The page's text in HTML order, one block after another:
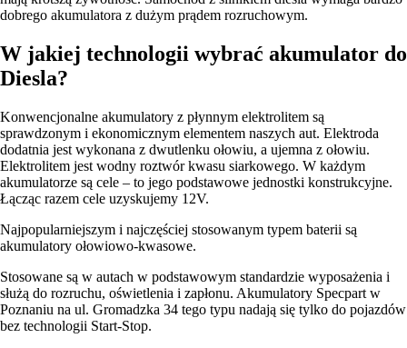
dobrego akumulatora z dużym prądem rozruchowym.
W jakiej technologii wybrać akumulator do
Diesla?
Konwencjonalne akumulatory z płynnym elektrolitem są
sprawdzonym i ekonomicznym elementem naszych aut. Elektroda
dodatnia jest wykonana z dwutlenku ołowiu, a ujemna z ołowiu.
Elektrolitem jest wodny roztwór kwasu siarkowego. W każdym
akumulatorze są cele – to jego podstawowe jednostki konstrukcyjne.
Łącząc razem cele uzyskujemy 12V.
Najpopularniejszym i najczęściej stosowanym typem baterii są
akumulatory ołowiowo-kwasowe.
Stosowane są w autach w podstawowym standardzie wyposażenia i
służą do rozruchu, oświetlenia i zapłonu. Akumulatory Specpart w
Poznaniu na ul. Gromadzka 34 tego typu nadają się tylko do pojazdów
bez technologii Start-Stop.